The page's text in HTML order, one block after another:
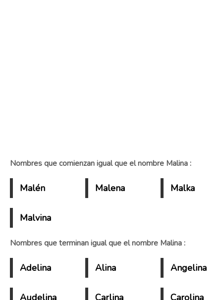
Nombres que comienzan igual que el nombre Malina :
Malén Malena Malka
Malvina
Nombres que terminan igual que el nombre Malina :
Adelina Alina Angelina
Audelina Carlina Carolina